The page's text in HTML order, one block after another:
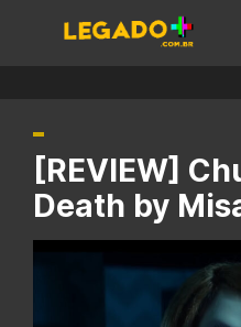
[REVIEW]
Death by